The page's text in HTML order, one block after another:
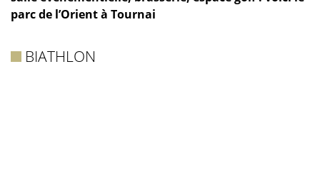
parc de l’Orient à Tournai
BIATHLON